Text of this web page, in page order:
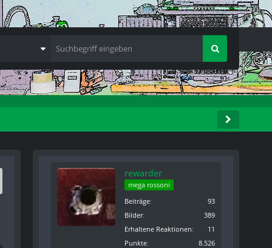
rewarder
mega rossoni
Beiträge
93
Bilder
389
Erhaltene Reaktionen
11
Punkte
8.526